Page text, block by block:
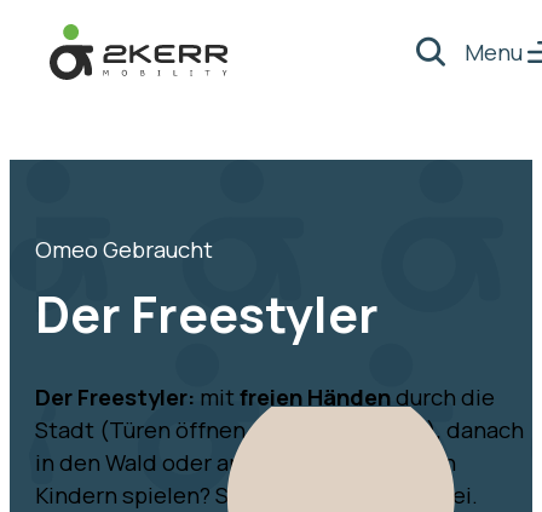
Suche
Menu
Omeo Gebraucht
Der Freestyler
Der Freestyler: mitfreien Händendurch die
Stadt (Türen öffnen, Einkäufe greifen), danach
in den Wald oder an den Strand. Mit den
Kindern spielen? Sie haben die Hände frei.